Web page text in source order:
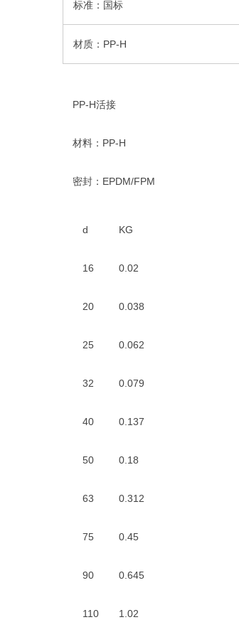
标准：国标
材质：PP-H
PP-H活接
材料：PP-H
密封：EPDM/FPM
d KG
16 0.02
20 0.038
25 0.062
32 0.079
40 0.137
50 0.18
63 0.312
75 0.45
90 0.645
110 1.02